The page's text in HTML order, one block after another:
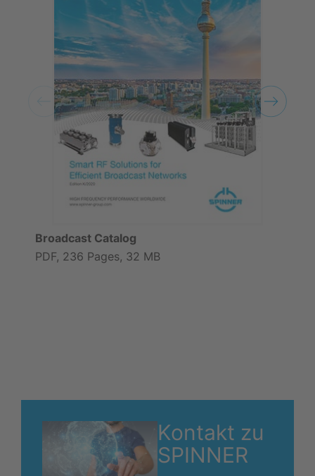
Broadcast Catalog
PDF, 236 Pages, 32 MB
Kontakt zu
SPINNER